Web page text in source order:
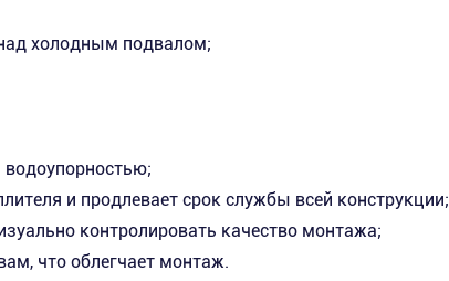
холодным подвалом;
и продлевает срок службы всей конструкции;
контролировать качество монтажа;
что облегчает монтаж.